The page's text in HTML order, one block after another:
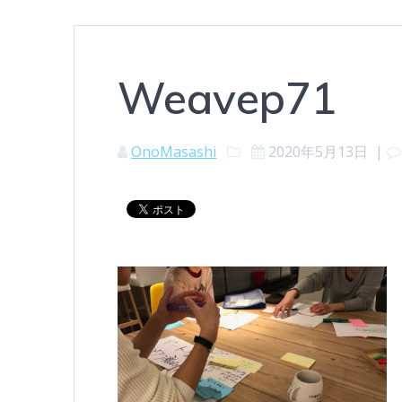
Weavep71
OnoMasashi 2020年5月13日 |